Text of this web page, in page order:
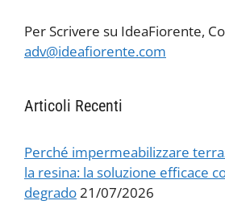
Per Scrivere su IdeaFiorente,
adv@ideafiorente.com
Articoli Recenti
Perché impermeabilizzare
la resina: la soluzione efficace
degrado21/07/2026